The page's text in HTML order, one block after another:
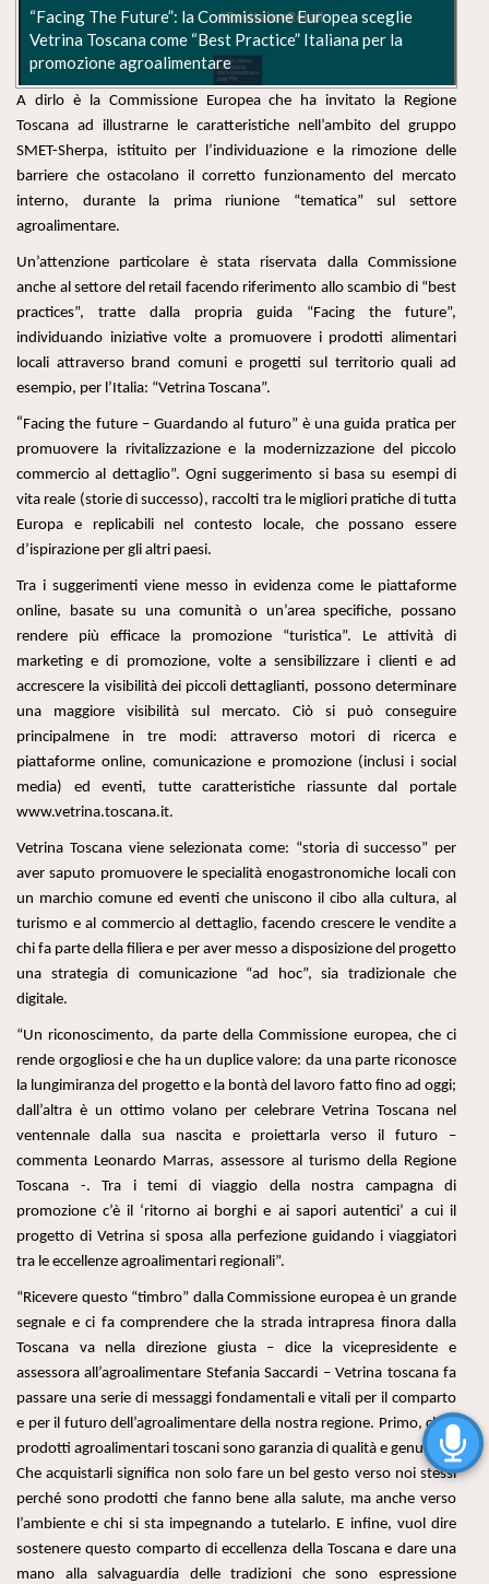
“Facing The Future”: la Commissione Europea sceglie
Vetrina Toscana come “Best Practice” Italiana per la
promozione agroalimentare
A dirlo è la Commissione Europea che ha invitato la Regione
Toscana ad illustrarne le caratteristiche nell’ambito del gruppo
SMET-Sherpa, istituito per l’individuazione e la rimozione delle
barriere che ostacolano il corretto funzionamento del mercato
interno, durante la prima riunione “tematica” sul settore
agroalimentare.
Un’attenzione particolare è stata riservata dalla Commissione
anche al settore del retail facendo riferimento allo scambio di “best
practices”, tratte dalla propria guida “Facing the future”,
individuando iniziative volte a promuovere i prodotti alimentari
locali attraverso brand comuni e progetti sul territorio quali ad
esempio, per l’Italia: “Vetrina Toscana”.
“Facing the future – Guardando al futuro” è una guida pratica per
promuovere la rivitalizzazione e la modernizzazione del piccolo
commercio al dettaglio”. Ogni suggerimento si basa su esempi di
vita reale (storie di successo), raccolti tra le migliori pratiche di tutta
Europa e replicabili nel contesto locale, che possano essere
d’ispirazione per gli altri paesi.
Tra i suggerimenti viene messo in evidenza come le piattaforme
online, basate su una comunità o un’area specifiche, possano
rendere più efficace la promozione “turistica”. Le attività di
marketing e di promozione, volte a sensibilizzare i clienti e ad
accrescere la visibilità dei piccoli dettaglianti, possono determinare
una maggiore visibilità sul mercato. Ciò si può conseguire
principalmene in tre modi: attraverso motori di ricerca e
piattaforme online, comunicazione e promozione (inclusi i social
media) ed eventi, tutte caratteristiche riassunte dal portale
www.vetrina.toscana.it.
Vetrina Toscana viene selezionata come: “storia di successo” per
aver saputo promuovere le specialità enogastronomiche locali con
un marchio comune ed eventi che uniscono il cibo alla cultura, al
turismo e al commercio al dettaglio, facendo crescere le vendite a
chi fa parte della filiera e per aver messo a disposizione del progetto
una strategia di comunicazione “ad hoc”, sia tradizionale che
digitale.
“Un riconoscimento, da parte della Commissione europea, che ci
rende orgogliosi e che ha un duplice valore: da una parte riconosce
la lungimiranza del progetto e la bontà del lavoro fatto fino ad oggi;
dall’altra è un ottimo volano per celebrare Vetrina Toscana nel
ventennale dalla sua nascita e proiettarla verso il futuro –
commenta Leonardo Marras, assessore al turismo della Regione
Toscana -. Tra i temi di viaggio della nostra campagna di
promozione c’è il ‘ritorno ai borghi e ai sapori autentici’ a cui il
progetto di Vetrina si sposa alla perfezione guidando i viaggiatori
tra le eccellenze agroalimentari regionali”.
“Ricevere questo “timbro” dalla Commissione europea è un grande
segnale e ci fa comprendere che la strada intrapresa finora dalla
Toscana va nella direzione giusta – dice la vicepresidente e
assessora all’agroalimentare Stefania Saccardi – Vetrina toscana fa
passare una serie di messaggi fondamentali e vitali per il comparto
e per il futuro dell’agroalimentare della nostra regione. Primo, che i
prodotti agroalimentari toscani sono garanzia di qualità e genuinità.
Che acquistarli significa non solo fare un bel gesto verso noi stessi
perché sono prodotti che fanno bene alla salute, ma anche verso
l’ambiente e chi si sta impegnando a tutelarlo. E infine, vuol dire
sostenere questo comparto di eccellenza della Toscana e dare una
mano alla salvaguardia delle tradizioni che sono espressione